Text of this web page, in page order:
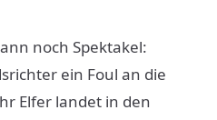
noch Spektakel:
ein Foul an die
Elfer landet in den